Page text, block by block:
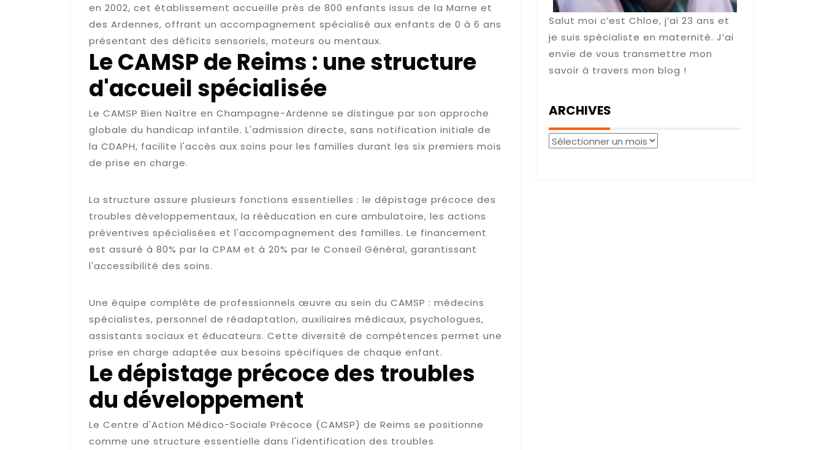
en 2002, cet établissement accueille près de 800 enfants issus de la Marne et
des Ardennes, offrant un accompagnement spécialisé aux enfants de 0 à 6 ans
présentant des déficits sensoriels, moteurs ou mentaux.
Le CAMSP de Reims : une structure
d'accueil spécialisée
Le CAMSP Bien Naître en Champagne-Ardenne se distingue par son approche
globale du handicap infantile. L'admission directe, sans notification initiale de
la CDAPH, facilite l'accès aux soins pour les familles durant les six premiers mois
de prise en charge.
La structure assure plusieurs fonctions essentielles : le dépistage précoce des
troubles développementaux, la rééducation en cure ambulatoire, les actions
préventives spécialisées et l'accompagnement des familles. Le financement
est assuré à 80% par la CPAM et à 20% par le Conseil Général, garantissant
l'accessibilité des soins.
Une équipe complète de professionnels œuvre au sein du CAMSP : médecins
spécialistes, personnel de réadaptation, auxiliaires médicaux, psychologues,
assistants sociaux et éducateurs. Cette diversité de compétences permet une
prise en charge adaptée aux besoins spécifiques de chaque enfant.
Le dépistage précoce des troubles
du développement
Le Centre d'Action Médico-Sociale Précoce (CAMSP) de Reims se positionne
comme une structure essentielle dans l'identification des troubles
Salut moi c’est Chloe, j’ai 23 ans et
je suis spécialiste en maternité. J’ai
envie de vous transmettre mon
savoir à travers mon blog !
ARCHIVES
Archives